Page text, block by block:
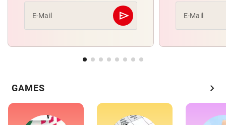
E-Mail send
Abschicken E-Mail
GAMES chevron_right